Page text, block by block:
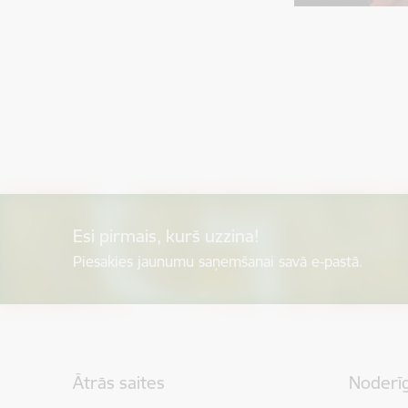
Esi pirmais, kurš uzzina!
Piesakies jaunumu saņemšanai savā e-pastā.
Ātrās saites